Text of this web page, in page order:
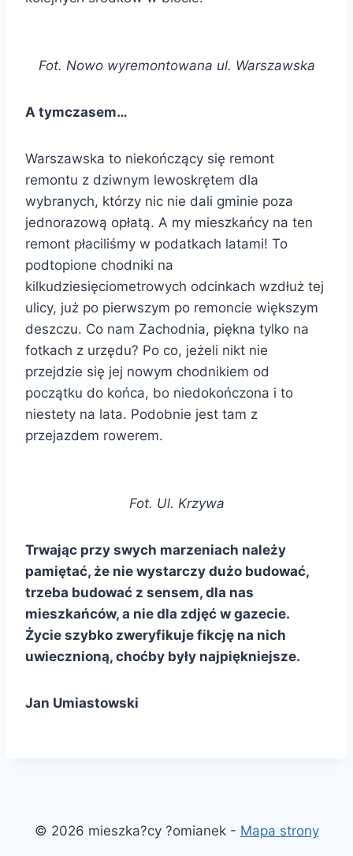
Fot. Nowo wyremontowana ul. Warszawska
A tymczasem…
Warszawska to niekończący się remont
remontu z dziwnym lewoskrętem dla
wybranych, którzy nic nie dali gminie poza
jednorazową opłatą. A my mieszkańcy na ten
remont płaciliśmy w podatkach latami! To
podtopione chodniki na
kilkudziesięciometrowych odcinkach wzdłuż tej
ulicy, już po pierwszym po remoncie większym
deszczu. Co nam Zachodnia, piękna tylko na
fotkach z urzędu? Po co, jeżeli nikt nie
przejdzie się jej nowym chodnikiem od
początku do końca, bo niedokończona i to
niestety na lata. Podobnie jest tam z
przejazdem rowerem.
Fot. Ul. Krzywa
Trwając przy swych marzeniach należy
pamiętać, że nie wystarczy dużo budować,
trzeba budować z sensem, dla nas
mieszkańców, a nie dla zdjęć w gazecie.
Życie szybko zweryfikuje fikcję na nich
uwiecznioną, choćby były najpiękniejsze.
Jan Umiastowski
© 2026 mieszka?cy ?omianek - Mapa strony